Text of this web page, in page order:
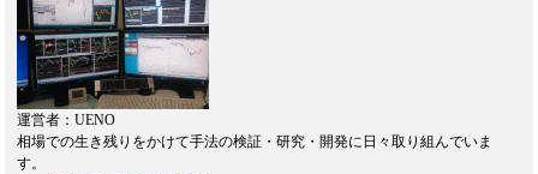
運営者：UENO
相場での生き残りをかけて手法の検証・研究・開発に日々取り組んでいま
す。